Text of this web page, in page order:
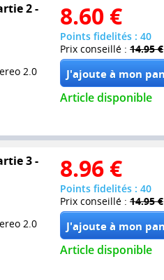
2 -
2.0
8.60 €
Points fidelités : 40
Prix conseillé : 14.95 €
Article disponible
3 -
2.0
8.96 €
Points fidelités : 40
Prix conseillé : 14.95 €
Article disponible